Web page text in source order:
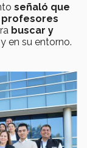
señaló que
buscar y
y en su entorno.